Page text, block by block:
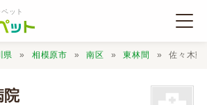
ット
県 相模原市 南区 東林間 佐々木動
院